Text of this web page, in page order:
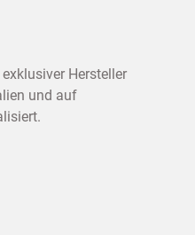
Hersteller
und auf